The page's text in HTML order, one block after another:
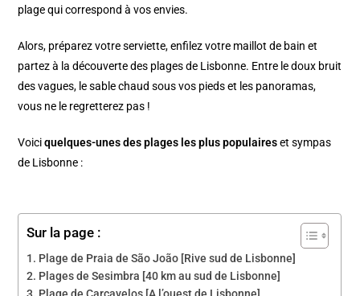
plage qui correspond à vos envies.
Alors, préparez votre serviette, enfilez votre maillot de bain et
partez à la découverte des plages de Lisbonne. Entre le doux bruit
des vagues, le sable chaud sous vos pieds et les panoramas,
vous ne le regretterez pas !
Voiciquelques-unes des plages les plus populaireset sympas
de Lisbonne :
Sur la page :
Plage de Praia de São João [Rive sud de Lisbonne]
Plages de Sesimbra [40 km au sud de Lisbonne]